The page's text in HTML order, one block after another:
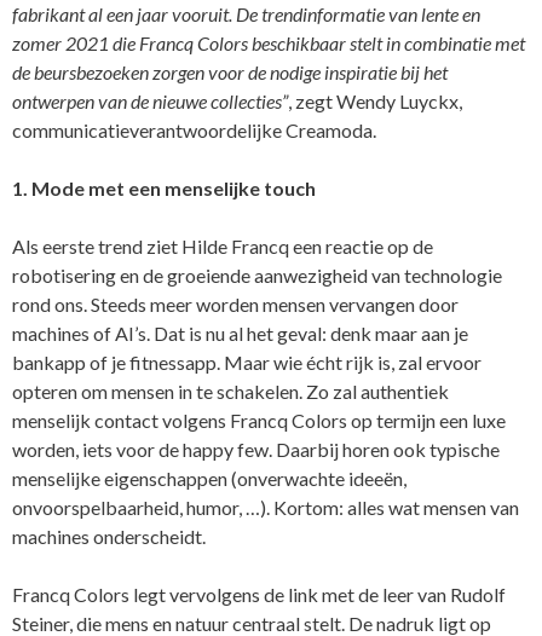
fabrikant al een jaar vooruit. De trendinformatie van lente en
zomer 2021 die Francq Colors beschikbaar stelt in combinatie met
de beursbezoeken zorgen voor de nodige inspiratie bij het
ontwerpen van de nieuwe collecties”, zegt Wendy Luyckx,
communicatieverantwoordelijke Creamoda.
1. Mode met een menselijke touch
Als eerste trend ziet Hilde Francq een reactie op de
robotisering en de groeiende aanwezigheid van technologie
rond ons. Steeds meer worden mensen vervangen door
machines of AI’s. Dat is nu al het geval: denk maar aan je
bankapp of je fitnessapp. Maar wie écht rijk is, zal ervoor
opteren om mensen in te schakelen. Zo zal authentiek
menselijk contact volgens Francq Colors op termijn een luxe
worden, iets voor de happy few. Daarbij horen ook typische
menselijke eigenschappen (onverwachte ideeën,
onvoorspelbaarheid, humor, …). Kortom: alles wat mensen van
machines onderscheidt.
Francq Colors legt vervolgens de link met de leer van Rudolf
Steiner, die mens en natuur centraal stelt. De nadruk ligt op